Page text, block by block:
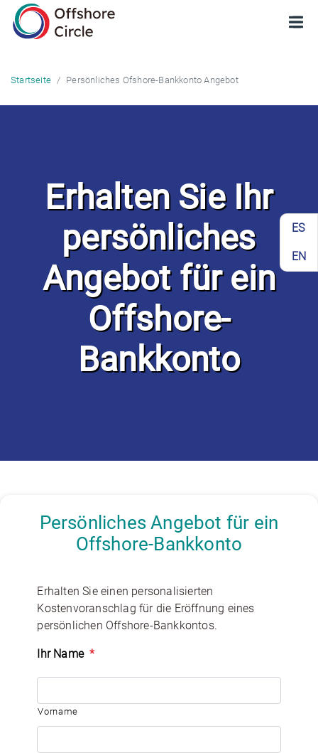
ES
EN
optimized:
Startseite Persönliches Ofshore-Bankkonto Angebot
Erhalten Sie Ihr
persönliches
Angebot für ein
Offshore-
Bankkonto
Persönliches Angebot für ein
Offshore-Bankkonto
Erhalten Sie einen personalisierten
Kostenvoranschlag für die Eröffnung eines
persönlichen Offshore-Bankkontos.
Ihr Name *
Vorname